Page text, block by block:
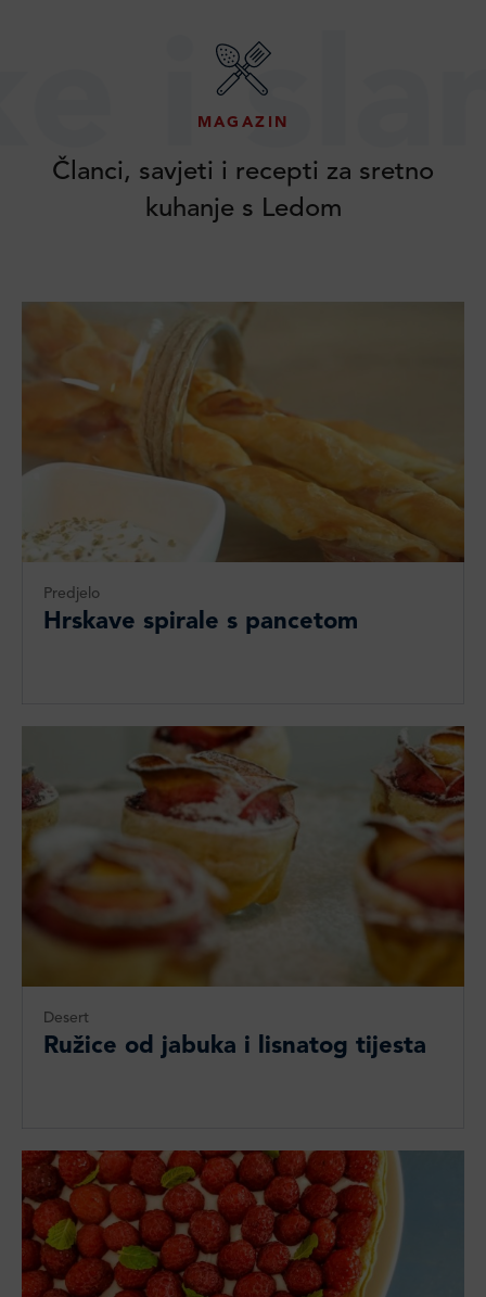
MAGAZIN
Članci, savjeti i recepti za sretno
kuhanje s Ledom
Predjelo
Hrskave spirale s pancetom
Desert
Ružice od jabuka i lisnatog tijesta